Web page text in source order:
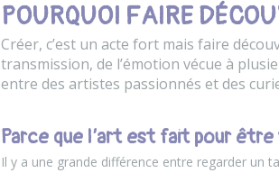
POURQUOI FAIRE
Créer, c’est un acte fort mais faire
transmission, de l’émotion vécue à
entre des artistes passionnés et des
Parce que l’art est fait pour être
Il y a une grande différence entre regarder un